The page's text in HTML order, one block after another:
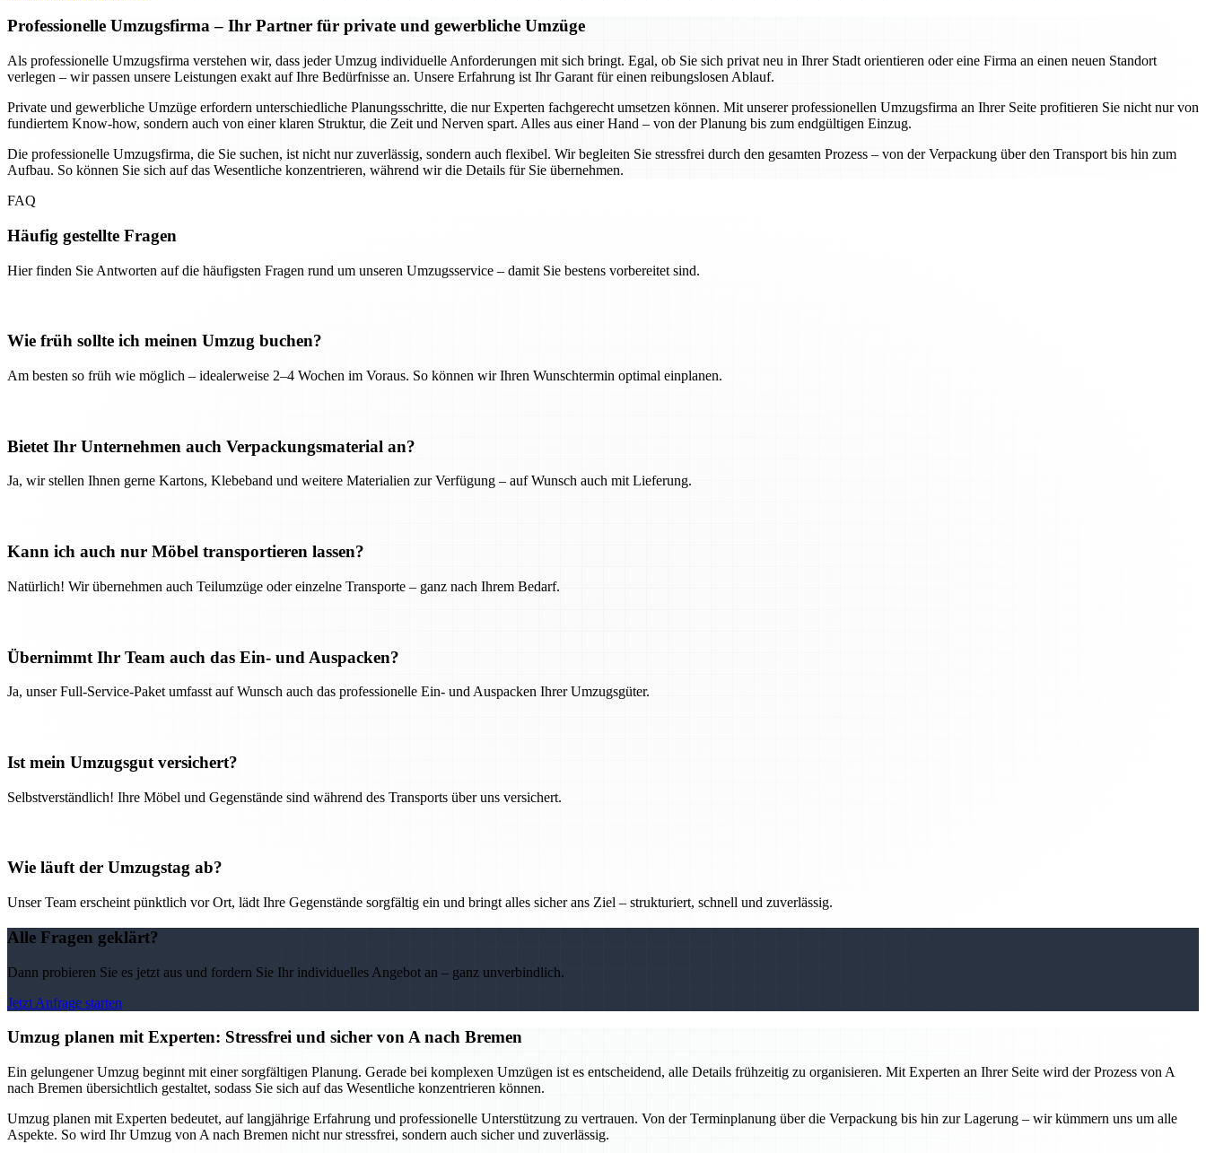
Professionelle Umzugsfirma – Ihr Partner für private und gewerbliche Umzüge
Als professionelle Umzugsfirma verstehen wir, dass jeder Umzug individuelle Anforderungen mit sich bringt. Egal, ob Sie sich privat neu in Ihrer Stadt orientieren oder eine Firma an einen neuen Standort
verlegen – wir passen unsere Leistungen exakt auf Ihre Bedürfnisse an. Unsere Erfahrung ist Ihr Garant für einen reibungslosen Ablauf.
Private und gewerbliche Umzüge erfordern unterschiedliche Planungsschritte, die nur Experten fachgerecht umsetzen können. Mit unserer professionellen Umzugsfirma an Ihrer Seite profitieren Sie nicht nur von
fundiertem Know-how, sondern auch von einer klaren Struktur, die Zeit und Nerven spart. Alles aus einer Hand – von der Planung bis zum endgültigen Einzug.
Die professionelle Umzugsfirma, die Sie suchen, ist nicht nur zuverlässig, sondern auch flexibel. Wir begleiten Sie stressfrei durch den gesamten Prozess – von der Verpackung über den Transport bis hin zum
Aufbau. So können Sie sich auf das Wesentliche konzentrieren, während wir die Details für Sie übernehmen.
FAQ
Häufig gestellte Fragen
Hier finden Sie Antworten auf die häufigsten Fragen rund um unseren Umzugsservice – damit Sie bestens vorbereitet sind.
Wie früh sollte ich meinen Umzug buchen?
Am besten so früh wie möglich – idealerweise 2–4 Wochen im Voraus. So können wir Ihren Wunschtermin optimal einplanen.
Bietet Ihr Unternehmen auch Verpackungsmaterial an?
Ja, wir stellen Ihnen gerne Kartons, Klebeband und weitere Materialien zur Verfügung – auf Wunsch auch mit Lieferung.
Kann ich auch nur Möbel transportieren lassen?
Natürlich! Wir übernehmen auch Teilumzüge oder einzelne Transporte – ganz nach Ihrem Bedarf.
Übernimmt Ihr Team auch das Ein- und Auspacken?
Ja, unser Full-Service-Paket umfasst auf Wunsch auch das professionelle Ein- und Auspacken Ihrer Umzugsgüter.
Ist mein Umzugsgut versichert?
Selbstverständlich! Ihre Möbel und Gegenstände sind während des Transports über uns versichert.
Wie läuft der Umzugstag ab?
Unser Team erscheint pünktlich vor Ort, lädt Ihre Gegenstände sorgfältig ein und bringt alles sicher ans Ziel – strukturiert, schnell und zuverlässig.
Alle Fragen geklärt?
Dann probieren Sie es jetzt aus und fordern Sie Ihr individuelles Angebot an – ganz unverbindlich.
Jetzt Anfrage starten
Umzug planen mit Experten: Stressfrei und sicher von A nach Bremen
Ein gelungener Umzug beginnt mit einer sorgfältigen Planung. Gerade bei komplexen Umzügen ist es entscheidend, alle Details frühzeitig zu organisieren. Mit Experten an Ihrer Seite wird der Prozess von A
nach Bremen übersichtlich gestaltet, sodass Sie sich auf das Wesentliche konzentrieren können.
Umzug planen mit Experten bedeutet, auf langjährige Erfahrung und professionelle Unterstützung zu vertrauen. Von der Terminplanung über die Verpackung bis hin zur Lagerung – wir kümmern uns um alle
Aspekte. So wird Ihr Umzug von A nach Bremen nicht nur stressfrei, sondern auch sicher und zuverlässig.